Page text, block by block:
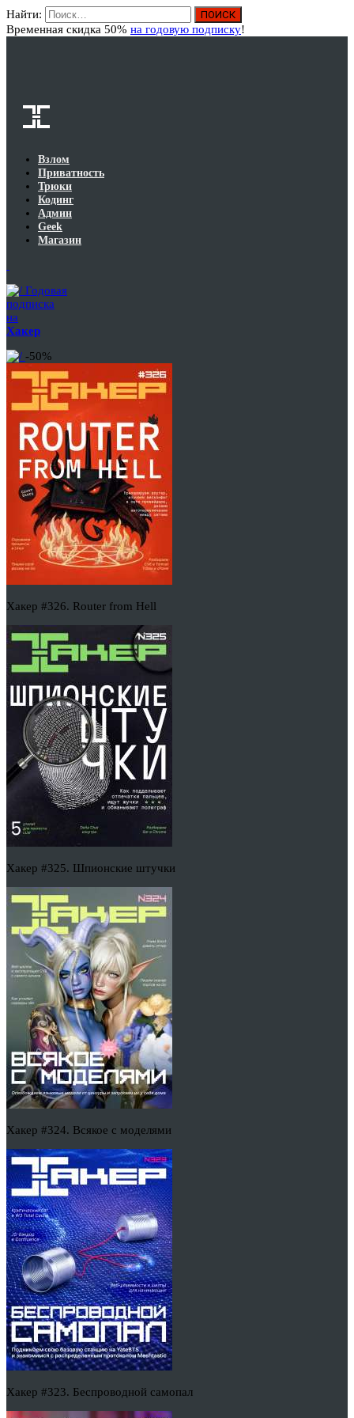
Найти:
Временная скидка 50% на годовую подписку!
Взлом
Приватность
Трюки
Кодинг
Админ
Geek
Магазин
Годовая
подписка
на
Хакер
-50%
Хакер #326. Router from Hell
Хакер #325. Шпионские штучки
Хакер #324. Всякое с моделями
Хакер #323. Беспроводной самопал